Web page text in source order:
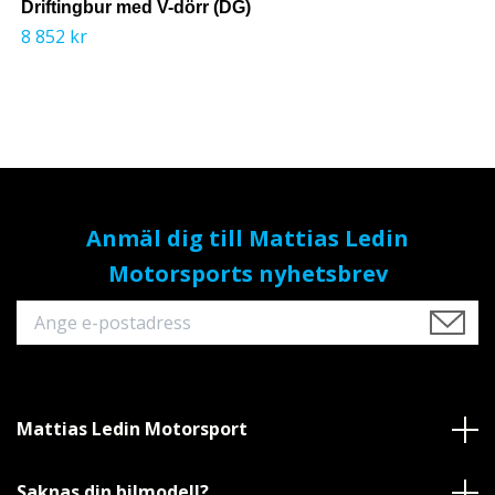
Driftingbur med V-dörr (DG)
8 852 kr
Anmäl dig till Mattias Ledin
Motorsports nyhetsbrev
Mattias Ledin Motorsport